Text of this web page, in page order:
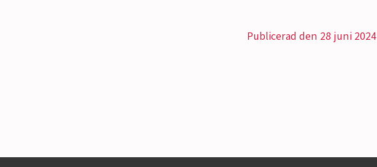
Publicerad den 28 juni 2024